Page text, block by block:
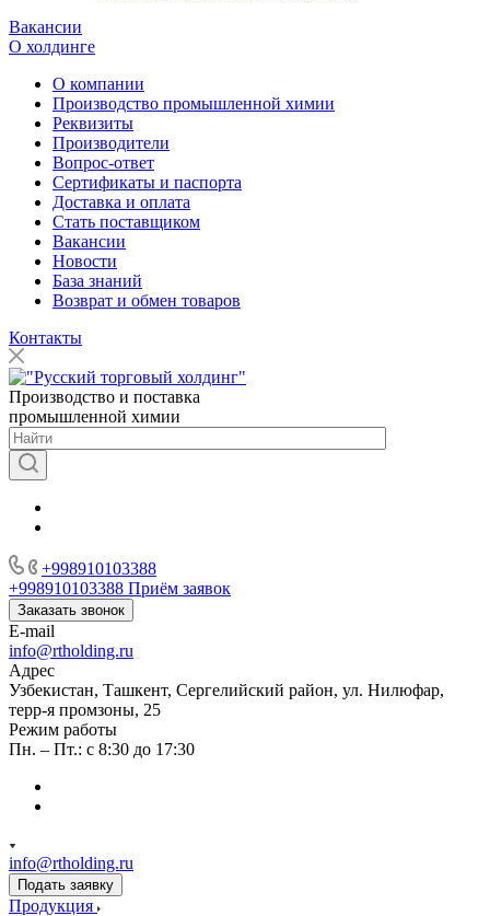
Вакансии
О холдинге
О компании
Производство промышленной химии
Реквизиты
Производители
Вопрос-ответ
Сертификаты и паспорта
Доставка и оплата
Стать поставщиком
Вакансии
Новости
База знаний
Возврат и обмен товаров
Контакты
Производство и поставка
промышленной химии
+998910103388
+998910103388 Приём заявок
Заказать звонок
E-mail
info@rtholding.ru
Адрес
Узбекистан, Ташкент, Сергелийский район, ул. Нилюфар,
терр-я промзоны, 25
Режим работы
Пн. – Пт.: с 8:30 до 17:30
info@rtholding.ru
Подать заявку
Продукция